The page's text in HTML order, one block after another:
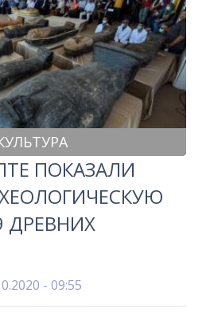
ПОКАЗАЛИ
ДРЕВНИХ
- 09:55